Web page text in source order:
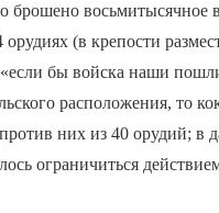
брошено восьмитысячное
(в крепости
бы войска наши
расположения, то
них из 40 орудий; в
ограничиться